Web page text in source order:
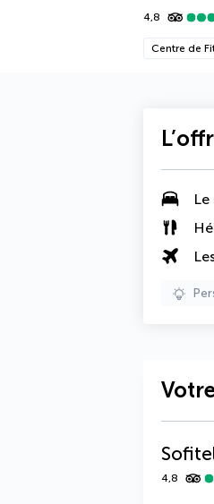
4,8
Centre de
4,8